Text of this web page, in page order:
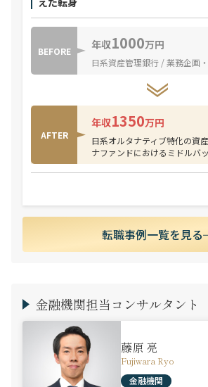
BEFORE 年収1000万円
日系資産管理銀行 / 業務企画
AFTER
年収1350万円
日系オルタナティブ特化の資
ナファンドにおけるミドルバ
転職事例一覧を見る
金融機関担当コンサルタント
藤原 亮
Fujiwara Ryo
金融機関